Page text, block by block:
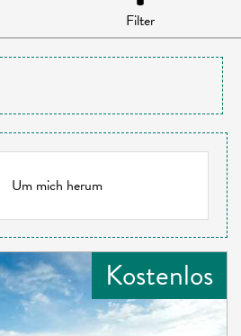
Filter
Um mich herum
Kostenlos